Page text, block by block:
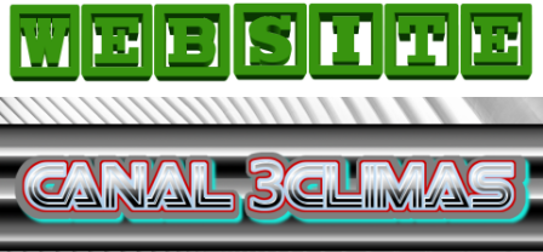
HOME
COMO ANUNCIAR
JORNAIS DO BRASIL
PODCAST/NOTÍCIAS